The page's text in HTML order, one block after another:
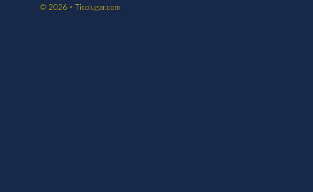
©️ 2026 ▫️ Ticolugar.com